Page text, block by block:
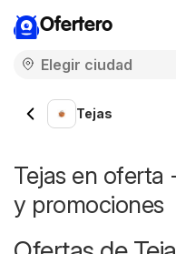
Ofertero
Tejas
Tejas en oferta
y promociones